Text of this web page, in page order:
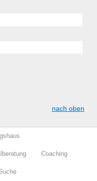
nach oben
Coaching